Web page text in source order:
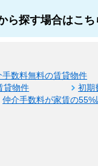
ら探す場合はこち
手数料無料の賃貸物件
貸物件 初期
仲介手数料が家賃の